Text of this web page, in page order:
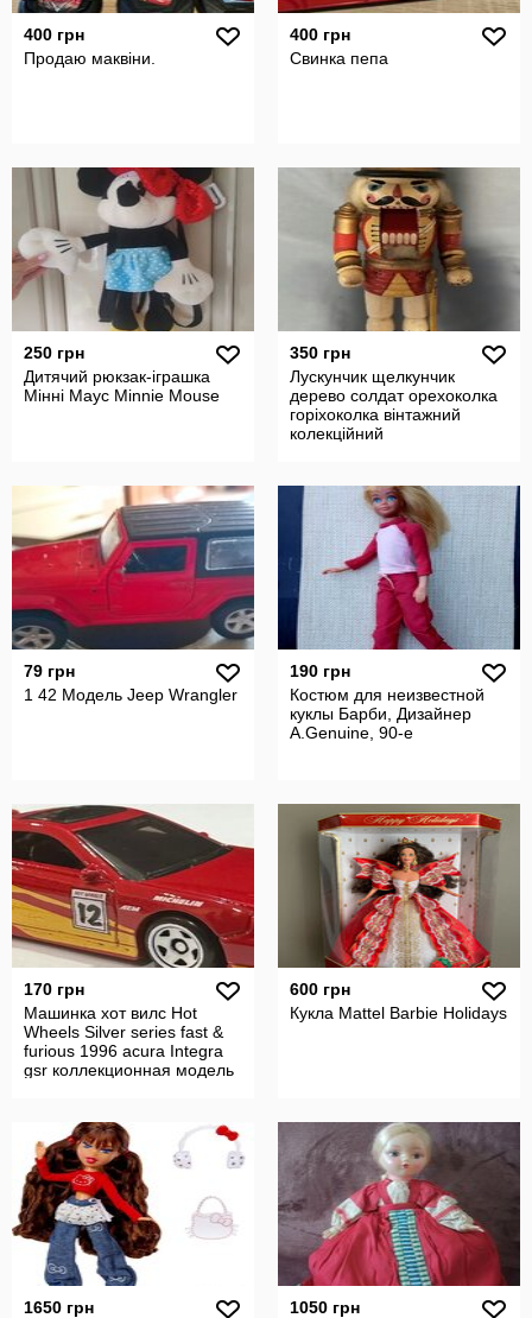
400 грн
Продаю маквіни.
400 грн
Свинка пепа
250 грн
Дитячий рюкзак-іграшка
Мінні Маус Minnie Mouse
350 грн
Лускунчик щелкунчик
дерево солдат орехоколка
горіхоколка вінтажний
колекційний
79 грн
1 42 Модель Jeep Wrangler
190 грн
Костюм для неизвестной
куклы Барби, Дизайнер
A.Genuine, 90-е
170 грн
Машинка хот вилс Hot
Wheels Silver series fast &
furious 1996 аcura Integra
gsr коллекционная модель
600 грн
Кукла Mattel Barbie Holidays
1650 грн 1050 грн